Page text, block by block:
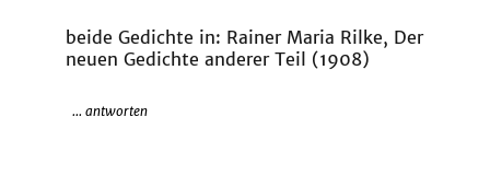
beide Gedichte in: Rainer Maria Rilke, Der
neuen Gedichte anderer Teil (1908)
... antworten